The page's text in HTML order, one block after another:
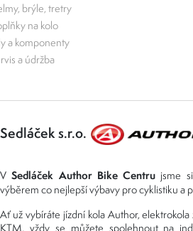
brýle, tretry
na kolo
a komponenty
a údržba
Sedláček s.r.o.
VSedláček Author Bike Centru jsme
výběrem co nejlepší výbavy pro cyklistiku a
Ať už vybíráte jízdní kola Author,
KTM, vždy se můžete spolehnout na